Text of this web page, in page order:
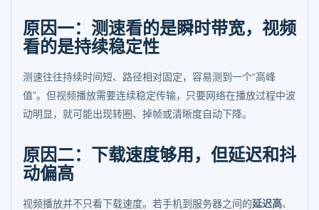
原因一：测速看的是瞬时带宽，视频
看的是持续稳定性
测速往往持续时间短、路径相对固定，容易测到一个“高峰
值”。但视频播放需要连续稳定传输，只要网络在播放过程中波
动明显，就可能出现转圈、掉帧或清晰度自动下降。
原因二：下载速度够用，但延迟和抖
动偏高
视频播放并不只看下载速度。若手机到服务器之间的延迟高、